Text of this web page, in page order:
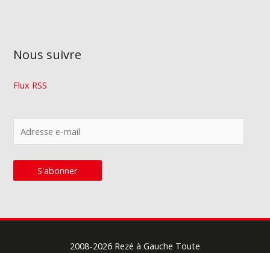
Nous suivre
Flux RSS
d
r
e
S'abonner
2008-2026 Rezé à Gauche Toute